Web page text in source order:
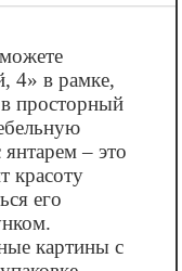
4» в рамке,
просторный
– это
красоту
его
картины с